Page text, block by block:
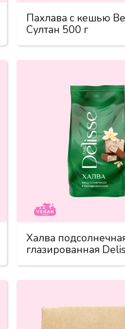
Пахлава с кешью
Султан 500 г
Халва
глазированная